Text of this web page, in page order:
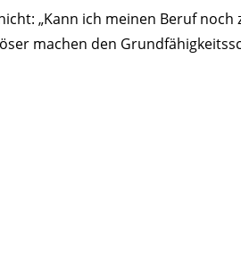
„Kann ich meinen Beruf
machen den